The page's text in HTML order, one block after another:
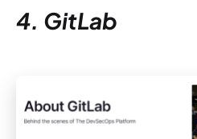
4. GitLab